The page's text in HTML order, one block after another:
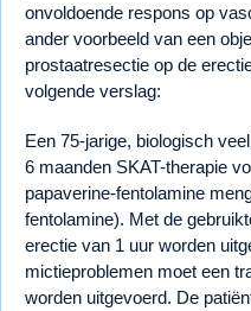
onvoldoende respons op
ander voorbeeld van een
prostaatresectie op de
volgende verslag:
Een 75-jarige, biologisch
6 maanden SKAT-therapie
papaverine-fentolamine
fentolamine). Met de
erectie van 1 uur worden
mictieproblemen moet een
worden uitgevoerd. De